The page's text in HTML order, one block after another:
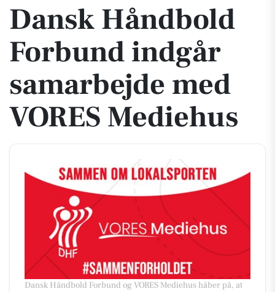
Dansk Håndbold
Forbund indgår
samarbejde med
VORES Mediehus
Dansk Håndbold Forbund og VORES Mediehus håber på, at